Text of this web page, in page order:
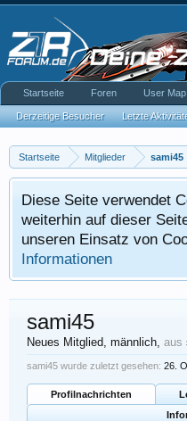
Startseite Mitglieder sami45
Diese Seite verwendet
weiterhin auf dieser
unseren Einsatz von
Informationen
sami45
Neues Mitglied, männlich, aus
sami45 wurde zuletzt gesehen: 26.
Profilnachrichten
Startseite Foren User Map
Derzeitige Besucher Letzte